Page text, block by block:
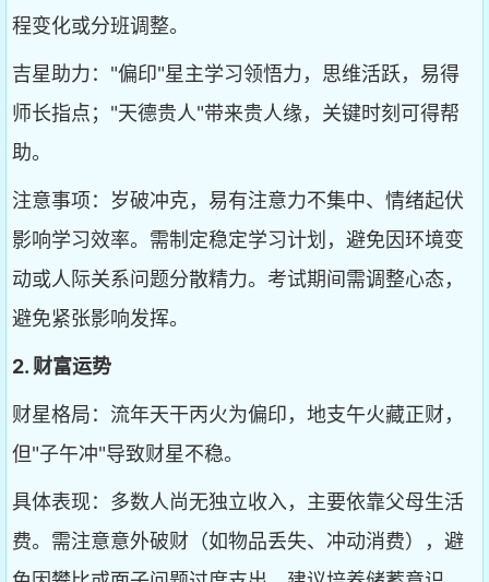
程变化或分班调整。
吉星助力："偏印"星主学习领悟力，思维活跃，易得
师长指点；"天德贵人"带来贵人缘，关键时刻可得帮
助。
注意事项：岁破冲克，易有注意力不集中、情绪起伏
影响学习效率。需制定稳定学习计划，避免因环境变
动或人际关系问题分散精力。考试期间需调整心态，
避免紧张影响发挥。
2. 财富运势
财星格局：流年天干丙火为偏印，地支午火藏正财，
但"子午冲"导致财星不稳。
具体表现：多数人尚无独立收入，主要依靠父母生活
费。需注意意外破财（如物品丢失、冲动消费），避